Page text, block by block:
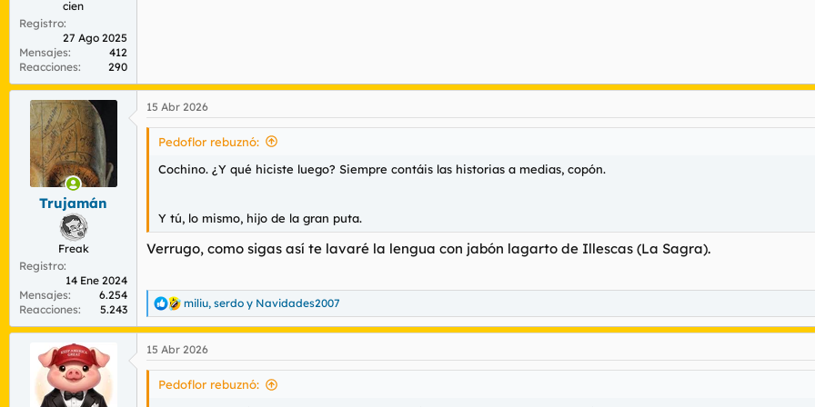
cien
Registro
27 Ago 2025
Mensajes
412
Reacciones
290
Trujamán
Freak
Registro
14 Ene 2024
Mensajes
6.254
Reacciones
5.243
15 Abr 2026
Pedoflor rebuznó:
Cochino. ¿Y qué hiciste luego? Siempre contáis las historias a medias, copón.
Y tú, lo mismo, hijo de la gran puta.
Verrugo, como sigas así te lavaré la lengua con jabón lagarto de Illescas (La Sagra).
R
e
a
c
c
miliu, serdo y Navidades2007
15 Abr 2026
Pedoflor rebuznó: